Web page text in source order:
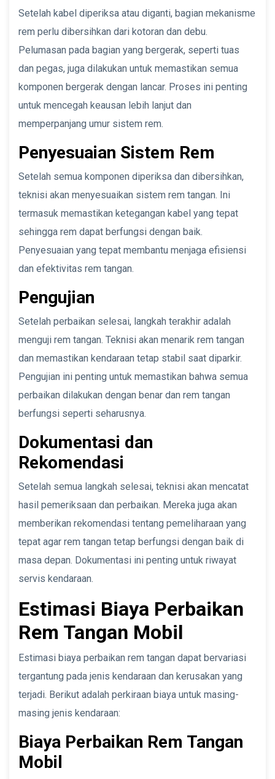
Setelah kabel diperiksa atau diganti, bagian mekanisme
rem perlu dibersihkan dari kotoran dan debu.
Pelumasan pada bagian yang bergerak, seperti tuas
dan pegas, juga dilakukan untuk memastikan semua
komponen bergerak dengan lancar. Proses ini penting
untuk mencegah keausan lebih lanjut dan
memperpanjang umur sistem rem.
Penyesuaian Sistem Rem
Setelah semua komponen diperiksa dan dibersihkan,
teknisi akan menyesuaikan sistem rem tangan. Ini
termasuk memastikan ketegangan kabel yang tepat
sehingga rem dapat berfungsi dengan baik.
Penyesuaian yang tepat membantu menjaga efisiensi
dan efektivitas rem tangan.
Pengujian
Setelah perbaikan selesai, langkah terakhir adalah
menguji rem tangan. Teknisi akan menarik rem tangan
dan memastikan kendaraan tetap stabil saat diparkir.
Pengujian ini penting untuk memastikan bahwa semua
perbaikan dilakukan dengan benar dan rem tangan
berfungsi seperti seharusnya.
Dokumentasi dan
Rekomendasi
Setelah semua langkah selesai, teknisi akan mencatat
hasil pemeriksaan dan perbaikan. Mereka juga akan
memberikan rekomendasi tentang pemeliharaan yang
tepat agar rem tangan tetap berfungsi dengan baik di
masa depan. Dokumentasi ini penting untuk riwayat
servis kendaraan.
Estimasi Biaya Perbaikan
Rem Tangan Mobil
Estimasi biaya perbaikan rem tangan dapat bervariasi
tergantung pada jenis kendaraan dan kerusakan yang
terjadi. Berikut adalah perkiraan biaya untuk masing-
masing jenis kendaraan:
Biaya Perbaikan Rem Tangan
Mobil